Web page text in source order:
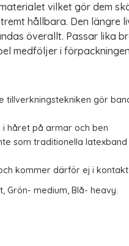
vilket gör dem
hållbara. Den längre
överallt. Passar lika
medföljer i
gör
i håret på armar och ben
som traditionella latexband
kommer därför ej i
Grön- medium, Blå- heavy.